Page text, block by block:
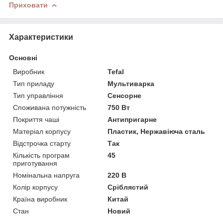
Приховати
Характеристики
Основні
Виробник
Tefal
Тип приладу
Мультиварка
Тип управління
Сенсорне
Споживана потужність
750 Вт
Покриття чаші
Антипригарне
Матеріал корпусу
Пластик, Нержавіюча сталь
Відстрочка старту
Так
Кількість програм
приготування
45
Номінальна напруга
220 В
Колір корпусу
Сріблястий
Країна виробник
Китай
Стан
Новий